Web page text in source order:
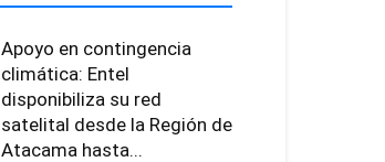
Apoyo en contingencia
climática: Entel
disponibiliza su red
satelital desde la Región de
Atacama hasta...